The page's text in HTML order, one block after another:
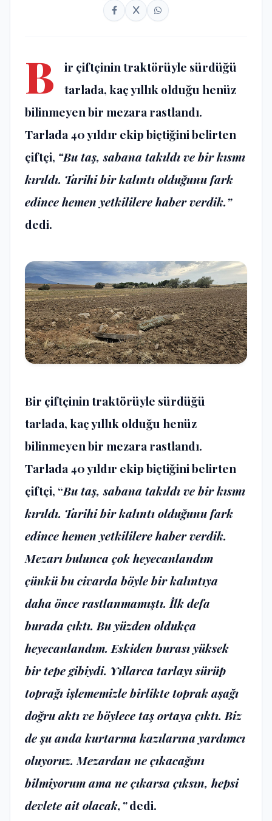
B
ir çiftçinin traktörüyle sürdüğü
tarlada, kaç yıllık olduğu henüz
bilinmeyen bir mezara rastlandı.
Tarlada 40 yıldır ekip biçtiğini belirten
çiftçi, “Bu taş, sabana takıldı ve bir kısmı
kırıldı. Tarihi bir kalıntı olduğunu fark
edince hemen yetkililere haber verdik.”
dedi.
Bir çiftçinin traktörüyle sürdüğü
tarlada, kaç yıllık olduğu henüz
bilinmeyen bir mezara rastlandı.
Tarlada 40 yıldır ekip biçtiğini belirten
çiftçi, “Bu taş, sabana takıldı ve bir kısmı
kırıldı. Tarihi bir kalıntı olduğunu fark
edince hemen yetkililere haber verdik.
Mezarı bulunca çok heyecanlandım
çünkü bu civarda böyle bir kalıntıya
daha önce rastlanmamıştı. İlk defa
burada çıktı. Bu yüzden oldukça
heyecanlandım. Eskiden burası yüksek
bir tepe gibiydi. Yıllarca tarlayı sürüp
toprağı işlememizle birlikte toprak aşağı
doğru aktı ve böylece taş ortaya çıktı. Biz
de şu anda kurtarma kazılarına yardımcı
oluyoruz. Mezardan ne çıkacağını
bilmiyorum ama ne çıkarsa çıksın, hepsi
devlete ait olacak,”dedi.